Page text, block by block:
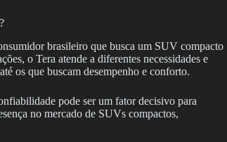
brasileiro que busca um SUV compacto
o Tera atende a diferentes necessidades e
os que buscam desempenho e conforto.
pode ser um fator decisivo para
no mercado de SUVs compactos,